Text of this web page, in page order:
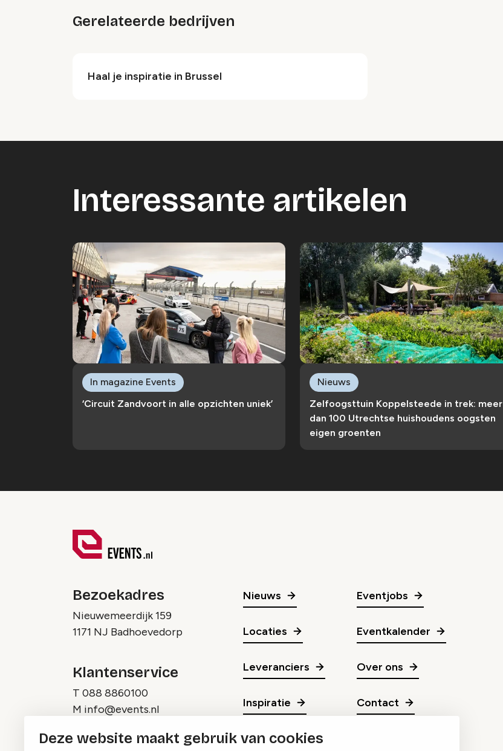
Deze website maakt gebruik van cookies
Gerelateerde bedrijven
Haal je inspiratie in Brussel
Interessante artikelen
‘Circuit Zandvoort in alle opzichten uniek’
In magazine Events
Zelfoogsttuin Koppelsteede in trek: meer
dan 100 Utrechtse huishoudens oogsten
eigen groenten
Nieuws
Bezoekadres
Nieuwemeerdijk 159
1171 NJ Badhoevedorp
Klantenservice
T 088 8860100
M info@events.nl
Nieuws
Locaties
Leveranciers
Inspiratie
Eventjobs
Eventkalender
Over ons
Contact